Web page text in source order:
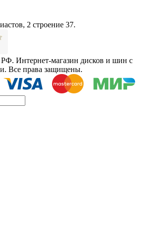
2 строение 37.
Интернет-магазин дисков и шин с
Все права защищены.